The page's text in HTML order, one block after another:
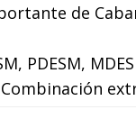
de